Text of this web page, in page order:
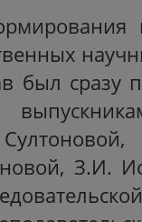
был сразу
З.И.